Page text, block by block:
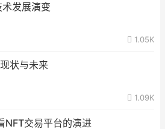
发展演变
1.05K
状与未来
1.09K
NFT交易平台的演进